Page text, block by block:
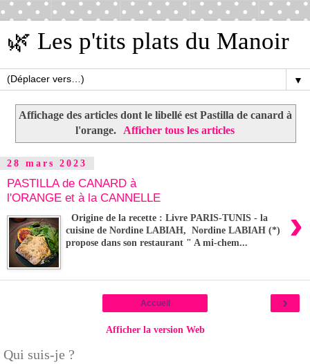
🌿 Les p'tits plats du Manoir
▼
Affichage des articles dont le libellé est Pastilla de canard à
l'orange. Afficher tous les articles
28 mars 2023
PASTILLA de CANARD à
l'ORANGE et à la CANNELLE
›
Origine de la recette : Livre PARIS-TUNIS - la
cuisine de Nordine LABIAH, Nordine LABIAH (*)
propose dans son restaurant " A mi-chem...
›
Accueil
Afficher la version Web
Qui suis-je ?